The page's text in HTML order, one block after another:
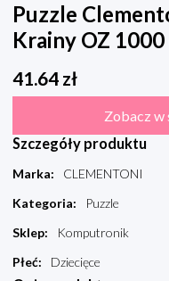
Puzzle
Krainy OZ
41.64 zł
Zobacz w
Szczegóły produktu
Marka:
CLEMENTONI
Kategoria:
Puzzle
Sklep:
Komputronik
Płeć: Dziecięce